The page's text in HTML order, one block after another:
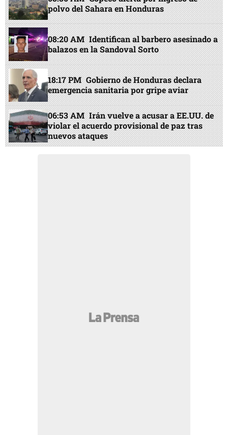
polvo del Sahara en Honduras
08:20 AM Identifican al barbero asesinado a
balazos en la Sandoval Sorto
18:17 PM Gobierno de Honduras declara
emergencia sanitaria por gripe aviar
06:53 AM Irán vuelve a acusar a EE.UU. de
violar el acuerdo provisional de paz tras
nuevos ataques